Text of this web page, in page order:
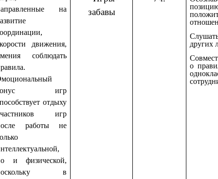
на
движения,
соблюдать
игр
отдыху
игр
работы не
и физической,
в
забавы
других
о